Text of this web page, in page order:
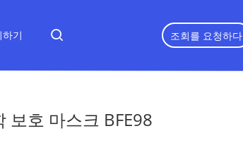
하기 조회를 요청하다
보호 마스크 BFE98